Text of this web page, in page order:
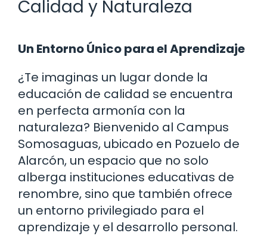
Calidad y Naturaleza
Un Entorno Único para el Aprendizaje
¿Te imaginas un lugar donde la
educación de calidad se encuentra
en perfecta armonía con la
naturaleza? Bienvenido al Campus
Somosaguas, ubicado en Pozuelo de
Alarcón, un espacio que no solo
alberga instituciones educativas de
renombre, sino que también ofrece
un entorno privilegiado para el
aprendizaje y el desarrollo personal.